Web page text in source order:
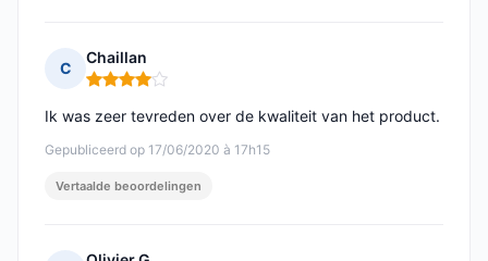
C
Chaillan
Opmerking: 4 van 5
Gepubliceerd op 17/06/2020 à 17h15
Ik was zeer tevreden over de kwaliteit van het product.
Vertaalde beoordelingen